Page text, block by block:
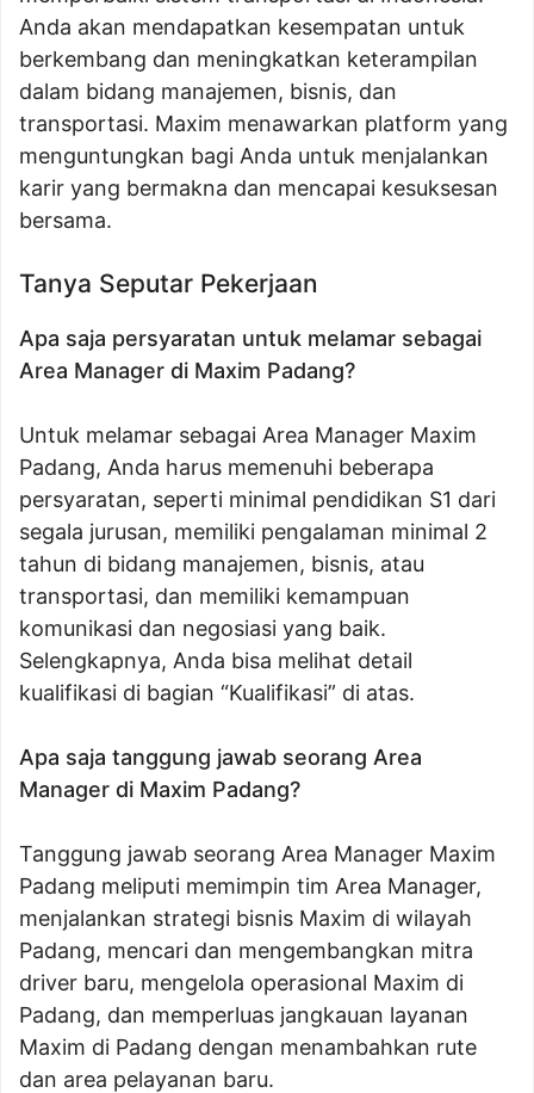
Anda akan mendapatkan kesempatan untuk
berkembang dan meningkatkan keterampilan
dalam bidang manajemen, bisnis, dan
transportasi. Maxim menawarkan platform yang
menguntungkan bagi Anda untuk menjalankan
karir yang bermakna dan mencapai kesuksesan
bersama.
Tanya Seputar Pekerjaan
Apa saja persyaratan untuk melamar sebagai
Area Manager di Maxim Padang?
Untuk melamar sebagai Area Manager Maxim
Padang, Anda harus memenuhi beberapa
persyaratan, seperti minimal pendidikan S1 dari
segala jurusan, memiliki pengalaman minimal 2
tahun di bidang manajemen, bisnis, atau
transportasi, dan memiliki kemampuan
komunikasi dan negosiasi yang baik.
Selengkapnya, Anda bisa melihat detail
kualifikasi di bagian “Kualifikasi” di atas.
Apa saja tanggung jawab seorang Area
Manager di Maxim Padang?
Tanggung jawab seorang Area Manager Maxim
Padang meliputi memimpin tim Area Manager,
menjalankan strategi bisnis Maxim di wilayah
Padang, mencari dan mengembangkan mitra
driver baru, mengelola operasional Maxim di
Padang, dan memperluas jangkauan layanan
Maxim di Padang dengan menambahkan rute
dan area pelayanan baru.